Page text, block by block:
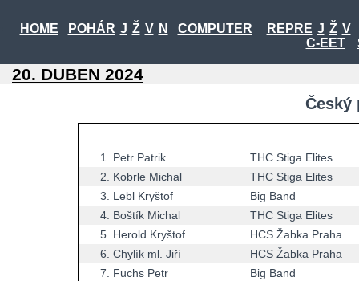
HOME POHÁR J Ž V N COMPUTER REPRE J Ž V
C-EET
20. DUBEN 2024
Český
1. Petr Patrik
THC Stiga Elites
2.
Kobrle Michal
THC Stiga Elites
3.
Lebl Kryštof
Big Band
4. Boštík Michal
THC Stiga Elites
5. Herold Kryštof
HCS Žabka Praha
6. Chylík ml. Jiří
HCS Žabka Praha
7.
Fuchs Petr
Big Band